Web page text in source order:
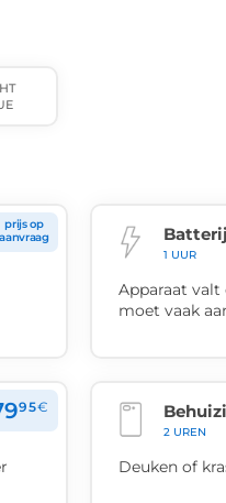
prijs op
aanvraag
Batterij
1 UUR
Apparaat valt
moet vaak
95€
2 UREN
Deuken of